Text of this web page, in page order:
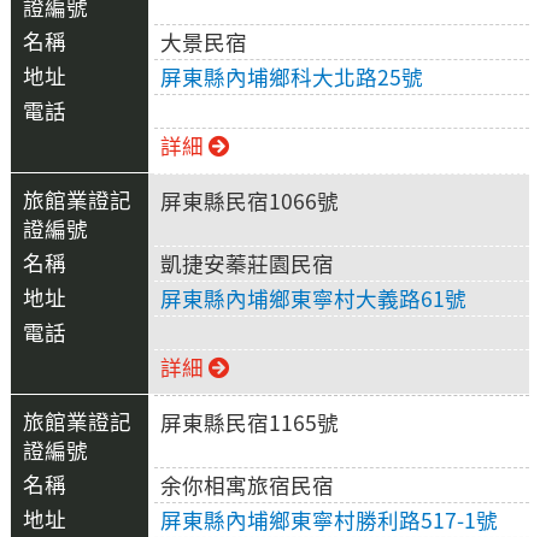
大景民宿
屏東縣內埔鄉科大北路25號
詳細
屏東縣民宿1066號
凱捷安蓁莊園民宿
屏東縣內埔鄉東寧村大義路61號
詳細
屏東縣民宿1165號
余你相寓旅宿民宿
屏東縣內埔鄉東寧村勝利路517-1號